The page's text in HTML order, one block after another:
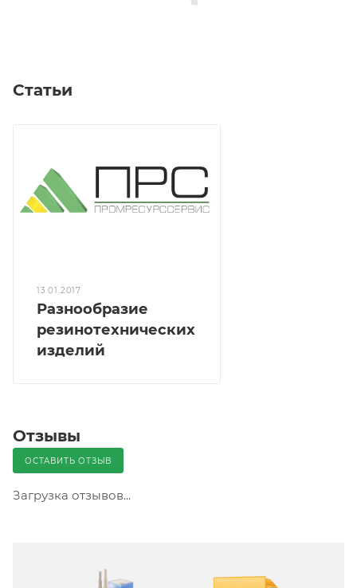
Статьи
13.01.2017
Разнообразие
резинотехнических
изделий
Отзывы
ОСТАВИТЬ ОТЗЫВ
Загрузка отзывов...